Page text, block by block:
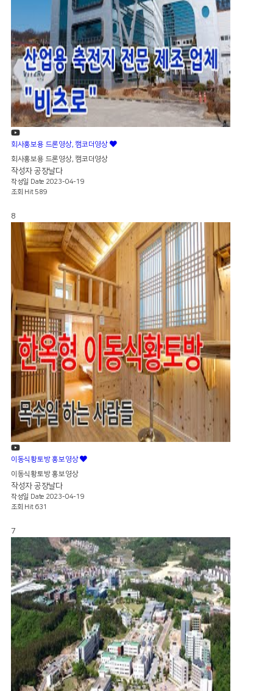
회사홍보용 드론영상, 캠코더영상
회사홍보용 드론영상, 캠코더영상
작성자 공장날다
작성일 Date 2023-04-19
조회 Hit 589
8
이동식황토방 홍보영상
이동식황토방 홍보영상
작성자 공장날다
작성일 Date 2023-04-19
조회 Hit 631
7